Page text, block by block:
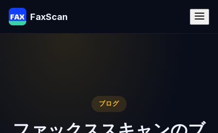
FaxScan
ブログ